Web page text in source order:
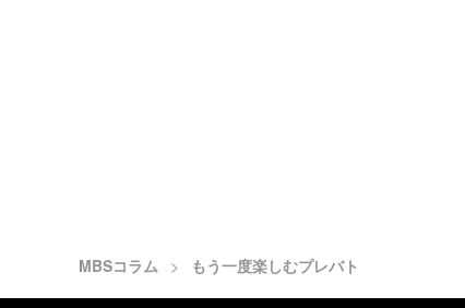
MBSコラム もう一度楽しむプレバト